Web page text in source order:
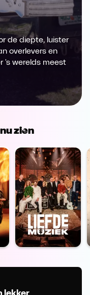
Download
Download
de diepte, luister
overlevers en
's werelds meest
zien